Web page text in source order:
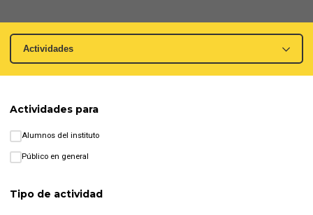
Actividades para
Alumnos del instituto
Público en general
Tipo de actividad